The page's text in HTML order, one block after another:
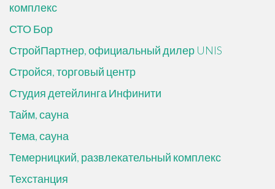
комплекс
СТО Бор
СтройПартнер, официальный дилер UNIS
Стройся, торговый центр
Студия детейлинга Инфинити
Тайм, сауна
Тема, сауна
Темерницкий, развлекательный комплекс
Техстанция